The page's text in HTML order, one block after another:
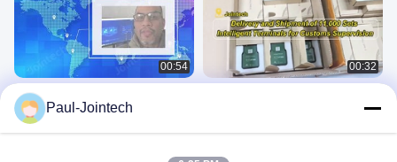
00:54
#jointech's সাপ্লাই চেইন নিরাপত্তা এবং দক্ষতা
বাড়াতে 80 টিরও বেশি দেশে বিশ্বস্ত।
Company
00:32
Paul-Jointech